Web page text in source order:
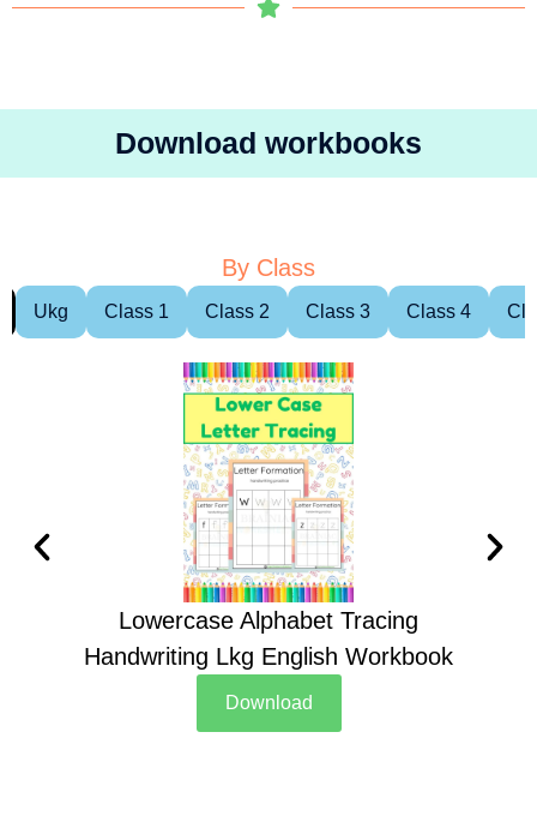
Download workbooks
By Class
Ukg Class 1 Class 2 Class 3 Class 4
Lowercase Alphabet Tracing
Handwriting Lkg English Workbook
Download